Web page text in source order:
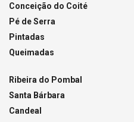
Conceição do Coité
Pé de Serra
Pintadas
Queimadas
Ribeira do Pombal
Santa Bárbara
Candeal